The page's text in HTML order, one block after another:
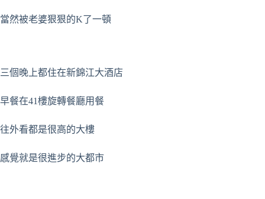
當然被老婆狠狠的K了一頓
三個晚上都住在新錦江大酒店
早餐在41樓旋轉餐廳用餐
往外看都是很高的大樓
感覺就是很進步的大都市